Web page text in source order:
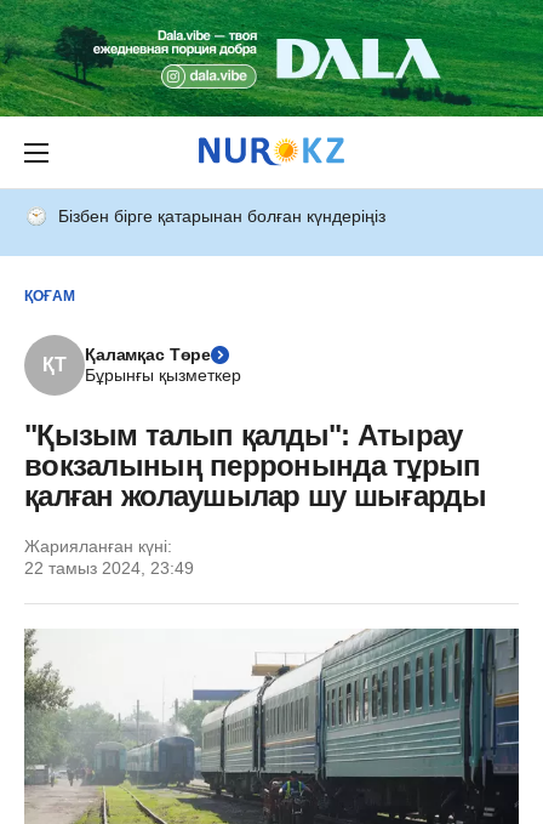
Бізбен бірге қатарынан болған күндеріңіз
ҚОҒАМ
ҚТ
Қаламқас Төре
Бұрынғы қызметкер
"Қызым талып қалды": Атырау
вокзалының перронында тұрып
қалған жолаушылар шу шығарды
Жарияланған күні:
22 тамыз 2024, 23:49